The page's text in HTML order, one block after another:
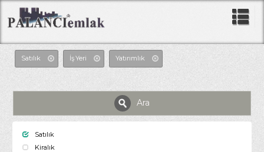
Satılık İş Yeri Yatırımlık
Ara
Satılık
Kiralık